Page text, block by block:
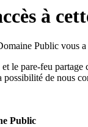
à
Public vous a
le pare-feu
possibilité de nous
Public